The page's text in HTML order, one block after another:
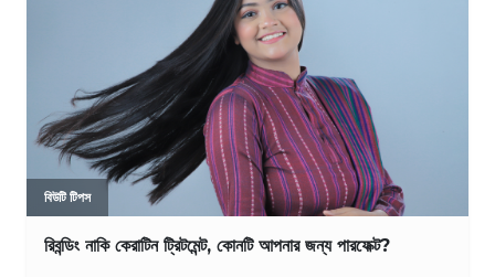
বিউটি টিপস
রিবন্ডিং নাকি কেরাটিন ট্রিটমেন্ট, কোনটি আপনার জন্য পারফেক্ট?